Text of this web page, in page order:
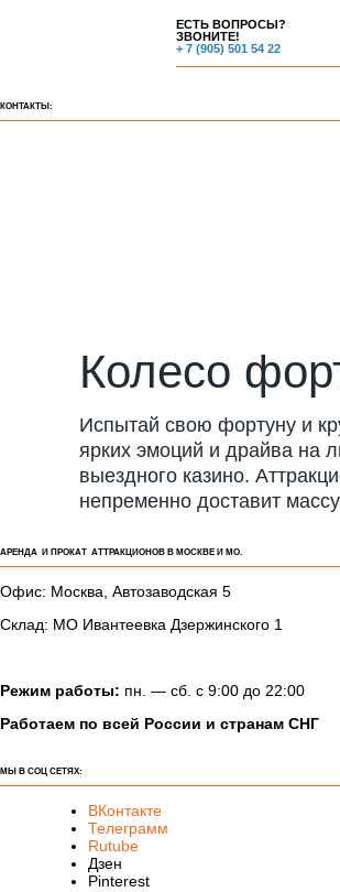
ЕСТЬ ВОПРОСЫ?
ЗВОНИТЕ!
+ 7 (905) 501 54 22
КОНТАКТЫ:
Колесо
Испытай свою фортуну и
ярких эмоций и драйва на
выездного казино.
непременно доставит
АРЕНДА И ПРОКАТ АТТРАКЦИОНОВ В МОСКВЕ И МО.
Офис: Москва, Автозаводская 5
Склад: МО Ивантеевка Дзержинского 1
Режим работы: пн. — сб. с 9:00 до 22:00
Работаем по всей России и странам СНГ
МЫ В СОЦ СЕТЯХ:
ВКонтакте
Телеграмм
Rutube
Дзен
Pinterest